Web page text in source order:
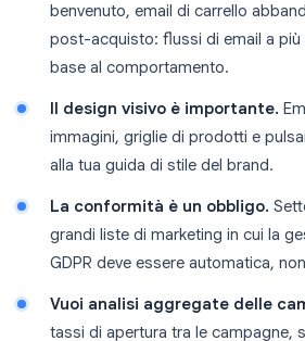
benvenuto, email di carrello
post-acquisto: flussi di email a più
base al comportamento.
Il design visivo è importante.
immagini, griglie di prodotti e
alla tua guida di stile del brand.
La conformità è un obbligo.
grandi liste di marketing in cui la
GDPR deve essere automatica,
Vuoi analisi aggregate delle
tassi di apertura tra le campagne,